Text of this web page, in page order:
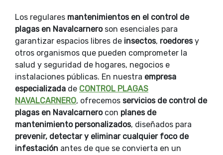
Los regulares mantenimientos en el control de
plagas en Navalcarneroson esenciales para
garantizar espacios libres de insectos, roedoresy
otros organismos que pueden comprometer la
salud y seguridad de hogares, negocios e
instalaciones públicas. En nuestra empresa
especializada de CONTROL PLAGAS
NAVALCARNERO, ofrecemos servicios de control de
plagas en Navalcarnerocon planes de
mantenimiento personalizados, diseñados para
prevenir, detectar y eliminar cualquier foco de
infestación antes de que se convierta en un